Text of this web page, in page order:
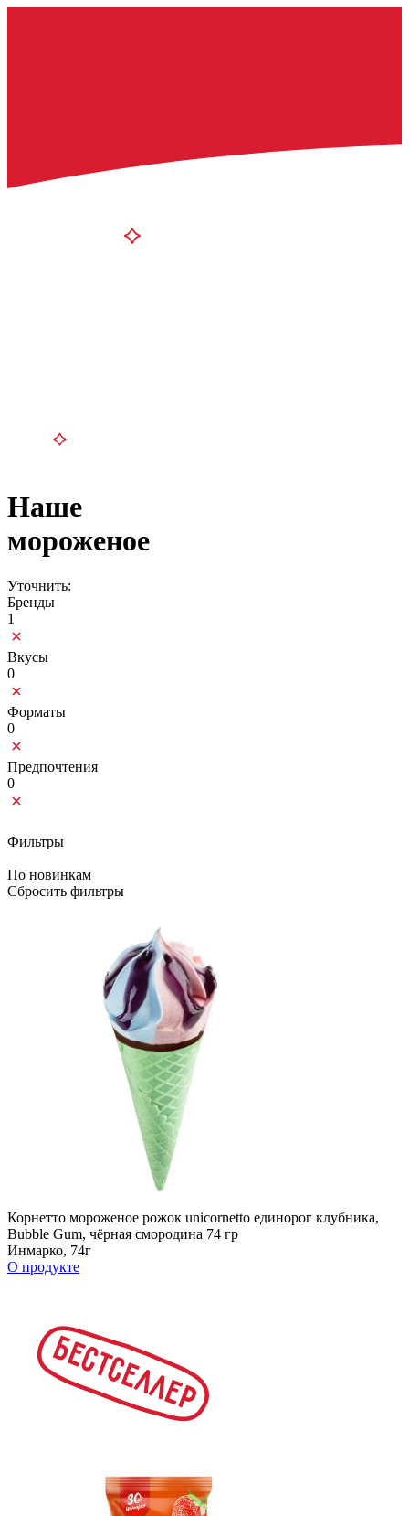
Наше
мороженое
Уточнить:
Бренды
1
Вкусы
0
Форматы
0
Предпочтения
0
Фильтры
По новинкам
Сбросить фильтры
Корнетто мороженое рожок unicornetto единорог клубника,
Bubble Gum, чёрная смородина 74 гр
Инмарко, 74г
О продукте